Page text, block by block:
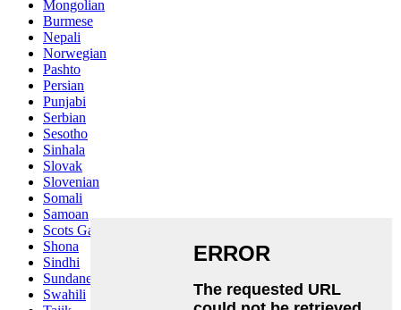
Mongolian
Burmese
Nepali
Norwegian
Pashto
Persian
Punjabi
Serbian
Sesotho
Sinhala
Slovak
Slovenian
Somali
Samoan
Scots Gaelic
Shona
Sindhi
Sundanese
Swahili